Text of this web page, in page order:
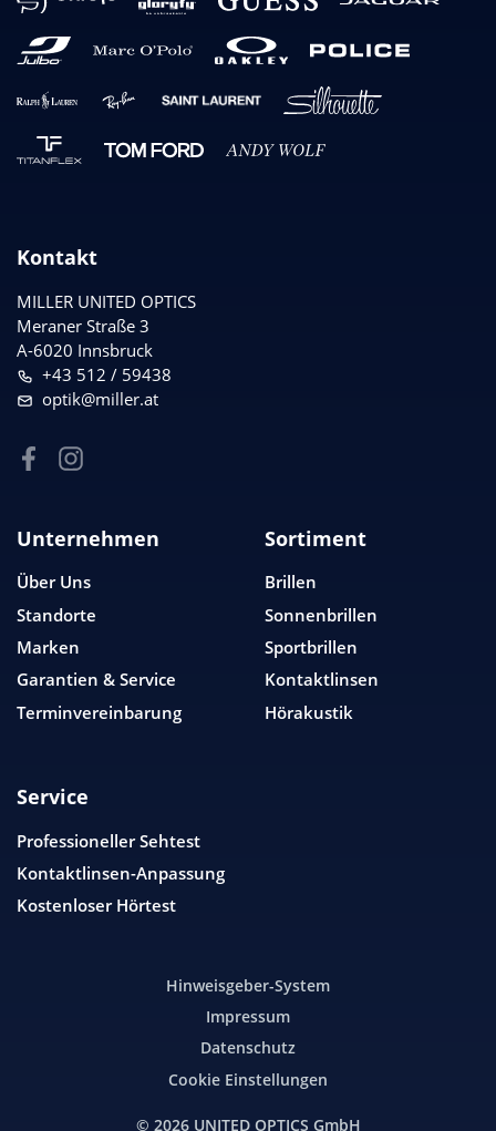
Kontakt
MILLER UNITED OPTICS
Meraner Straße 3
A-6020 Innsbruck
+43 512 / 59438
optik@miller.at
Unternehmen
Über Uns
Standorte
Marken
Garantien & Service
Terminvereinbarung
Sortiment
Brillen
Sonnenbrillen
Sportbrillen
Kontaktlinsen
Hörakustik
Service
Professioneller Sehtest
Kontaktlinsen-Anpassung
Kostenloser Hörtest
Hinweisgeber-System
Impressum
Datenschutz
Cookie Einstellungen
© 2026 UNITED OPTICS GmbH